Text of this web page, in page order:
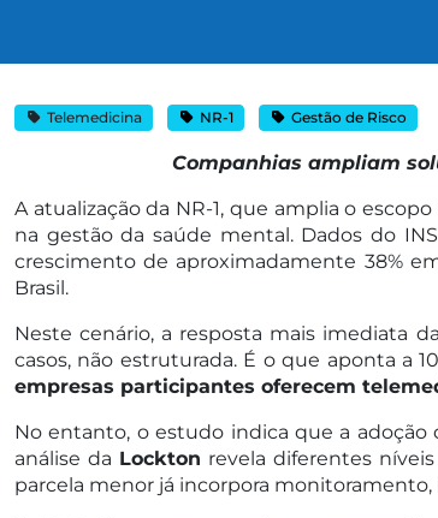
Telemedicina NR-1 Gestão de Risco
Companhias ampliam
A atualização da NR-1, que amplia o
na gestão da saúde mental. Dados do
crescimento de aproximadamente 38%
Brasil.
Neste cenário, a resposta mais imediata
casos, não estruturada. É o que aponta a
empresas participantes oferecem
No entanto, o estudo indica que a adoção
análise da Lockton revela diferentes
parcela menor já incorpora